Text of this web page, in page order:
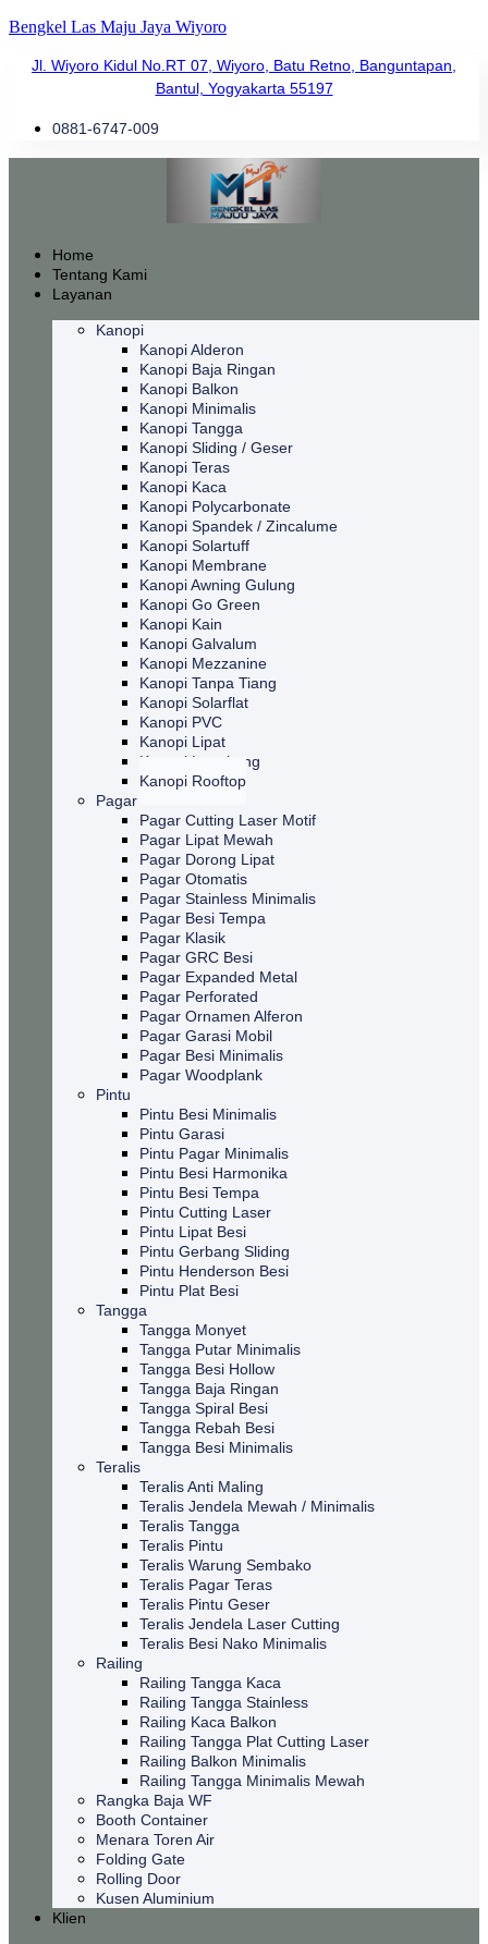
Bengkel Las Maju Jaya Wiyoro
Jl. Wiyoro Kidul No.RT 07, Wiyoro, Batu Retno, Banguntapan,
Bantul, Yogyakarta 55197
0881-6747-009
Home
Tentang Kami
Layanan
Kanopi
Kanopi Alderon
Kanopi Baja Ringan
Kanopi Balkon
Kanopi Minimalis
Kanopi Tangga
Kanopi Sliding / Geser
Kanopi Teras
Kanopi Kaca
Kanopi Polycarbonate
Kanopi Spandek / Zincalume
Kanopi Solartuff
Kanopi Membrane
Kanopi Awning Gulung
Kanopi Go Green
Kanopi Kain
Kanopi Galvalum
Kanopi Mezzanine
Kanopi Tanpa Tiang
Kanopi Solarflat
Kanopi PVC
Kanopi Lipat
Kanopi Lengkung
Kanopi Rooftop
Pagar
Pagar Cutting Laser Motif
Pagar Lipat Mewah
Pagar Dorong Lipat
Pagar Otomatis
Pagar Stainless Minimalis
Pagar Besi Tempa
Pagar Klasik
Pagar GRC Besi
Pagar Expanded Metal
Pagar Perforated
Pagar Ornamen Alferon
Pagar Garasi Mobil
Pagar Besi Minimalis
Pagar Woodplank
Pintu
Pintu Besi Minimalis
Pintu Garasi
Pintu Pagar Minimalis
Pintu Besi Harmonika
Pintu Besi Tempa
Pintu Cutting Laser
Pintu Lipat Besi
Pintu Gerbang Sliding
Pintu Henderson Besi
Pintu Plat Besi
Tangga
Tangga Monyet
Tangga Putar Minimalis
Tangga Besi Hollow
Tangga Baja Ringan
Tangga Spiral Besi
Tangga Rebah Besi
Tangga Besi Minimalis
Teralis
Teralis Anti Maling
Teralis Jendela Mewah / Minimalis
Teralis Tangga
Teralis Pintu
Teralis Warung Sembako
Teralis Pagar Teras
Teralis Pintu Geser
Teralis Jendela Laser Cutting
Teralis Besi Nako Minimalis
Railing
Railing Tangga Kaca
Railing Tangga Stainless
Railing Kaca Balkon
Railing Tangga Plat Cutting Laser
Railing Balkon Minimalis
Railing Tangga Minimalis Mewah
Rangka Baja WF
Booth Container
Menara Toren Air
Folding Gate
Rolling Door
Kusen Aluminium
Klien